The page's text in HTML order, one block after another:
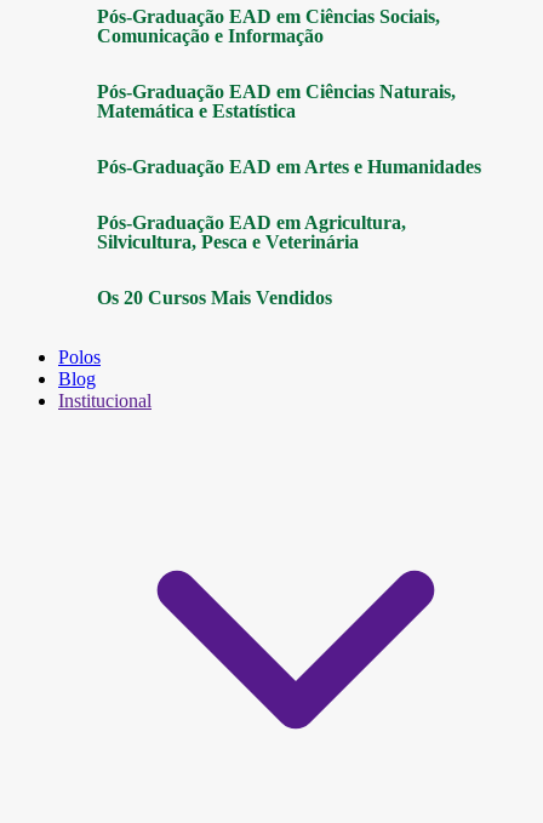
Pós-Graduação EAD em Ciências Sociais,
Comunicação e Informação
Pós-Graduação EAD em Ciências Naturais,
Matemática e Estatística
Pós-Graduação EAD em Artes e Humanidades
Pós-Graduação EAD em Agricultura,
Silvicultura, Pesca e Veterinária
Os 20 Cursos Mais Vendidos
Polos
Blog
Institucional